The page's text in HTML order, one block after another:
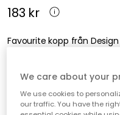
183 kr
Favourite kopp från
Favourite Kopp
We care about your
We use cookies to
our traffic. You have the